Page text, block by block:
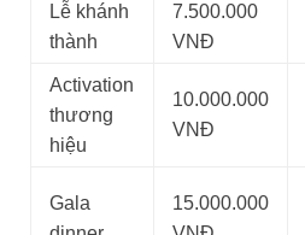
Lễ khánh
thành
7.500.000
VNĐ
Activation
thương
hiệu
10.000.000
VNĐ
Gala
15.000.000